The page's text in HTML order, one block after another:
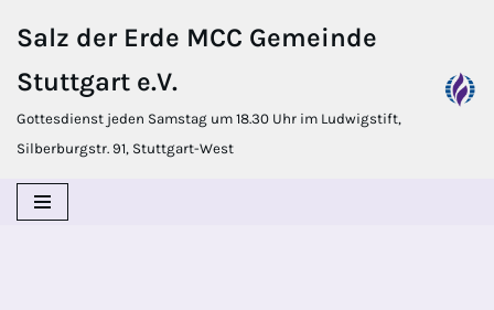
Inhalt
springen
Salz der Erde MCC Gemeinde
Stuttgart e.V.
Gottesdienst jeden Samstag um 18.30 Uhr im Ludwigstift,
Silberburgstr. 91, Stuttgart-West